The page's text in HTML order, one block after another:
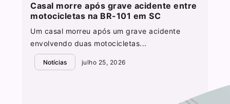
Casal morre após grave acidente entre
motocicletas na BR-101 em SC
Um casal morreu após um grave acidente
envolvendo duas motocicletas...
Notícias julho 25, 2026